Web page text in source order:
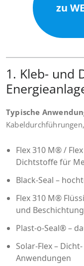
zu
1. Kleb- und
Typische
Flex 310 M® /
Dichtstoffe für
Black-Seal –
Flex 310 M®
und
Plast-o-Seal® –
Solar-Flex –
Anwendungen